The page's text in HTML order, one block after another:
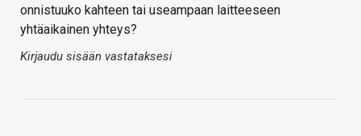
onnistuuko kahteen tai useampaan laitteeseen
yhtäaikainen yhteys?
Kirjaudu sisään vastataksesi